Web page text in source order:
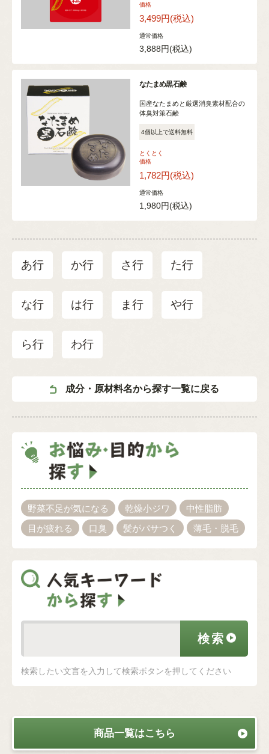
価格
3,499円(税込)
通常価格
3,888円(税込)
なたまめ黒石鹸
国産なたまめと厳選消臭素材配合の
体臭対策石鹸
4個以上で送料無料
とくとく
価格
1,782円(税込)
通常価格
1,980円(税込)
あ行 か行 さ行 た行
な行 は行 ま行 や行
ら行 わ行
成分・原材料名から探す一覧に戻る
野菜不足が気になる 乾燥小ジワ
中性脂肪
目が疲れる
口臭 髪がパサつく 薄毛・脱毛
検索したい文言を入力して検索ボタンを押してください
商品一覧はこちら